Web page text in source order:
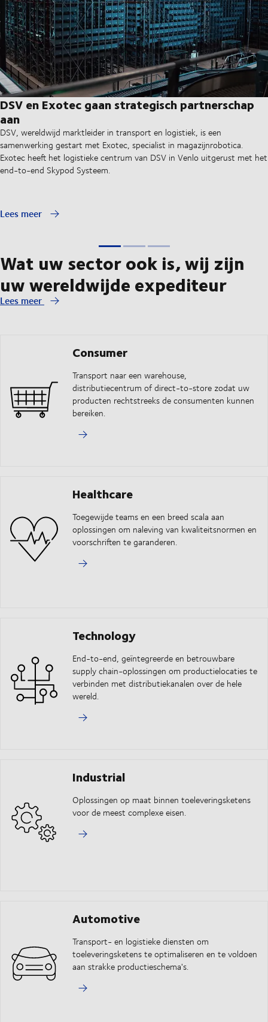
DSV en Exotec gaan strategisch partnerschap
aan
DSV, wereldwijd marktleider in transport en logistiek, is een
samenwerking gestart met Exotec, specialist in magazijnrobotica.
Exotec heeft het logistieke centrum van DSV in Venlo uitgerust met het
end-to-end Skypod Systeem.
Lees meer
Wat uw sector ook is, wij zijn
uw wereldwijde expediteur
Lees meer
Consumer
Transport naar een warehouse,
distributiecentrum of direct-to-store zodat uw
producten rechtstreeks de consumenten kunnen
bereiken.
Healthcare
Toegewijde teams en een breed scala aan
oplossingen om naleving van kwaliteitsnormen en
voorschriften te garanderen.
Technology
End-to-end, geïntegreerde en betrouwbare
supply chain-oplossingen om productielocaties te
verbinden met distributiekanalen over de hele
wereld.
Industrial
Oplossingen op maat binnen toeleveringsketens
voor de meest complexe eisen.
Automotive
Transport- en logistieke diensten om
toeleveringsketens te optimaliseren en te voldoen
aan strakke productieschema's.